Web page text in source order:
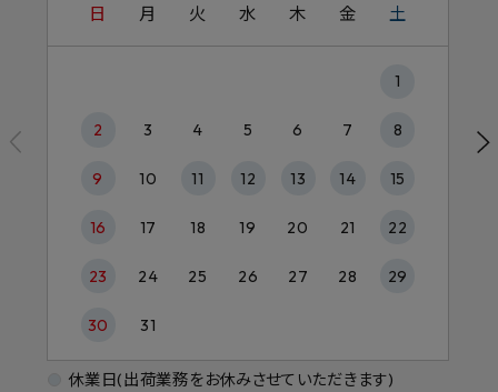
日 月 火 水 木 金 土
1
2 3 4 5 6 7 8
9 10 11 12 13 14 15
16 17 18 19 20 21 22
23 24 25 26 27 28 29
30 31
休業日(出荷業務をお休みさせていただきます)